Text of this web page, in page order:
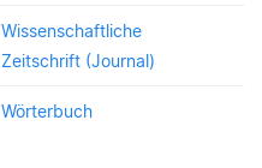
Wissenschaftliche
Zeitschrift (Journal)
Wörterbuch